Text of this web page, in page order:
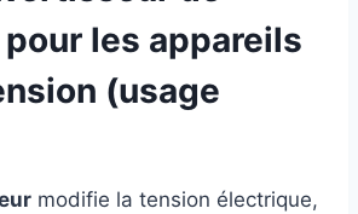
les appareils
(usage
modifie la tension électrique,